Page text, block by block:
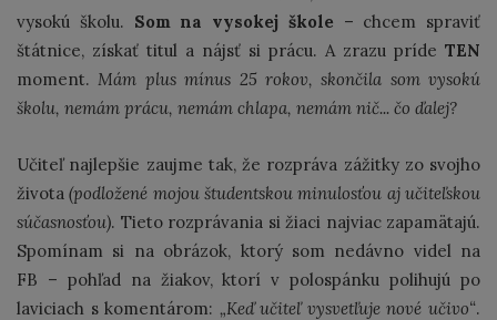
vysokú školu. Som na vysokej škole – chcem spraviť
štátnice, získať titul a nájsť si prácu. A zrazu príde TEN
moment.Mám plus mínus 25 rokov, skončila som vysokú
školu, nemám prácu, nemám chlapa, nemám nič... čo ďalej?
Učiteľ najlepšie zaujme tak, že rozpráva zážitky zo svojho
života(podložené mojou študentskou minulosťou aj učiteľskou
súčasnosťou). Tieto rozprávania si žiaci najviac zapamätajú.
Spomínam si na obrázok, ktorý som nedávno videl na
FB – pohľad na žiakov, ktorí v polospánku polihujú po
laviciach s komentárom: „Keď učiteľ vysvetľuje nové učivo“.